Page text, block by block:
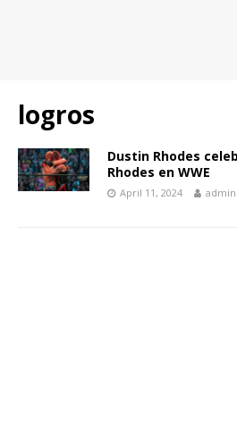
logros
Dustin Rhodes
Rhodes en WWE
April 11, 2024 admin